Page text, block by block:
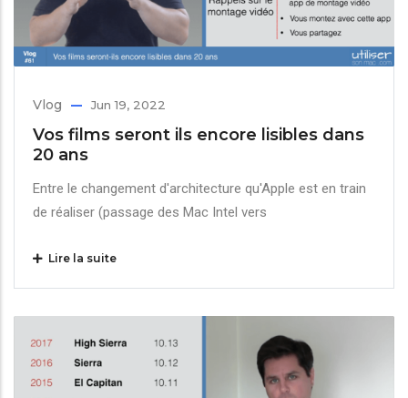
Vlog Jun 19, 2022
Vos films seront ils encore lisibles dans
20 ans
Entre le changement d'architecture qu'Apple est en train
de réaliser (passage des Mac Intel vers
Lire la suite